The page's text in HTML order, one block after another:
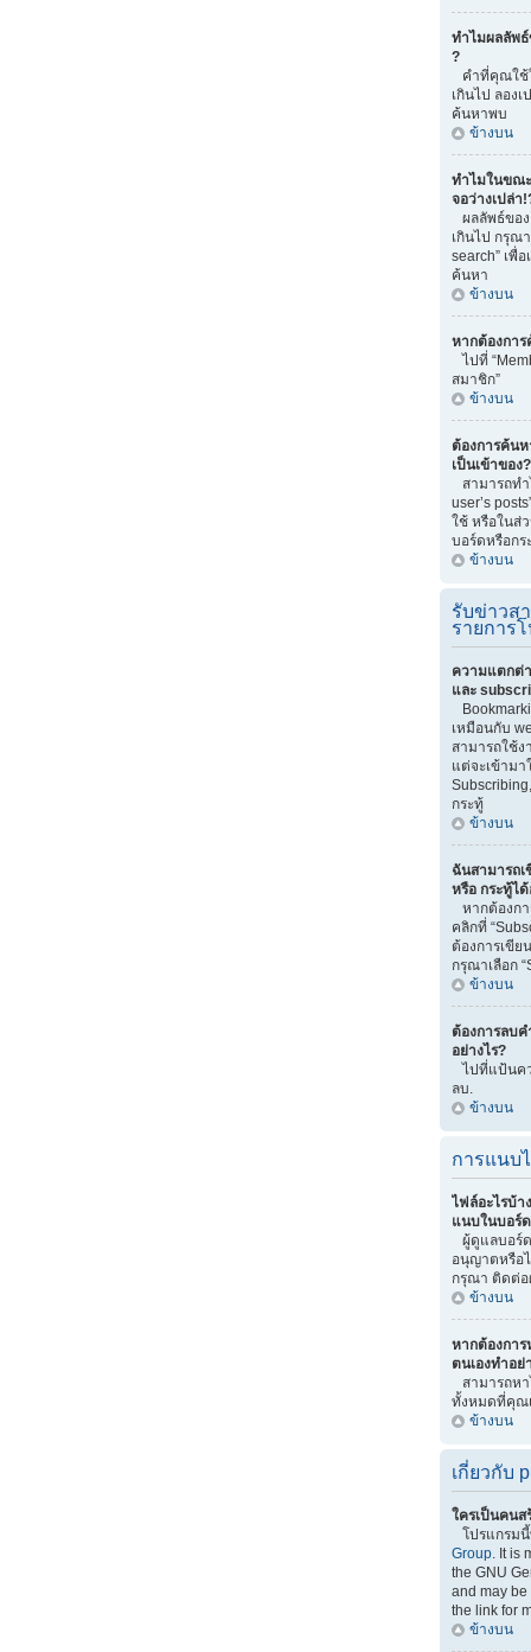
ทำไมผลลัพธ์
?
คำที่คุณใช้
เกินไป ลอง
ค้นหาพบ
ข้างบน
ทำไมในขณ
จอว่างเปล่า
ผลลัพธ์ขอ
เกินไป กรุณ
search” เพื่
ค้นหา
ข้างบน
หากต้องกา
ไปที่
สมาชิก”
ข้างบน
ต้องการค้น
เป็นเข้าของ?
สามารถทำ
user’s
ใช้ หรือในส่
บอร์ดหรือกร
ข้างบน
รับข่าวส
รายการ
ความแตกต่
และ
เหมือนกับ
สามารถใช้
แต่จะเข้าม
กระทู้
ข้างบน
ฉันสามารถ
หรือ กระทู้ได้
หากต้องก
คลิกที่
ต้องการเขีย
กรุณาเลือก
ข้างบน
ต้องการลบ
อย่างไร?
ไปที่แป้นค
ลบ.
ข้างบน
การแนบ
ไฟล์อะไรบ้า
แนบในบอร์
ผู้ดูแลบอร์
อนุญาตหรือ
กรุณา ติดต่อ
ข้างบน
หากต้องการ
ตนเองทำอย่
สามารถหา
ทั้งหมดที่คุณ
ข้างบน
เกี่ยวกับ
ใครเป็นคนส
โปรแกรม
Group . It
the GNU
and may
the link for
ข้างบน